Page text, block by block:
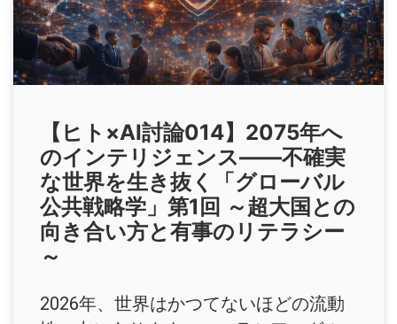
【ヒト×AI討論014】2075年へ
のインテリジェンス――不確実
な世界を生き抜く「グローバル
公共戦略学」第1回 ～超大国との
向き合い方と有事のリテラシー
～
2026年、世界はかつてないほどの流動